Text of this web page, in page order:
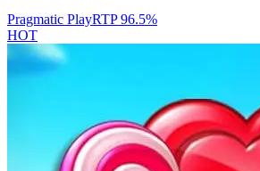
Pragmatic PlayRTP96.5%
HOT